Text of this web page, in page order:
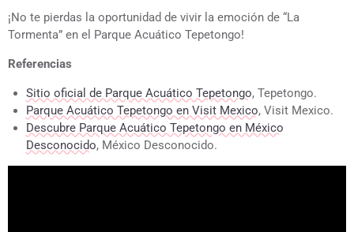
¡No te pierdas la oportunidad de vivir la emoción de “La
Tormenta” en el Parque Acuático Tepetongo!
Referencias
Sitio oficial de Parque Acuático Tepetongo, Tepetongo.
Parque Acuático Tepetongo en Visit Mexico, Visit Mexico.
Descubre Parque Acuático Tepetongo en México
Desconocido, México Desconocido.